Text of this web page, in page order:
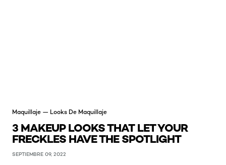
Maquillaje — Looks De Maquillaje
3 MAKEUP LOOKS THAT LET YOUR
FRECKLES HAVE THE SPOTLIGHT
SEPTIEMBRE 09, 2022